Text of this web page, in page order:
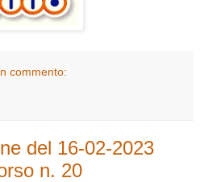
commento:
del 16-02-2023
n. 20